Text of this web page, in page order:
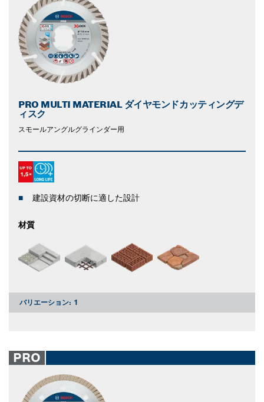
PRO MULTI MATERIAL ダイヤモンドカッティングデ
ィスク
スモールアングルグラインダー用
建設資材の切断に適した設計
材質
バリエーション: 1
PRO